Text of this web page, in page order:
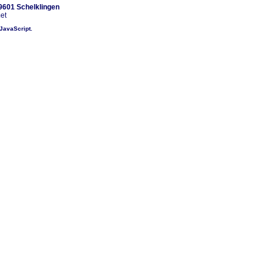
Schelklingen